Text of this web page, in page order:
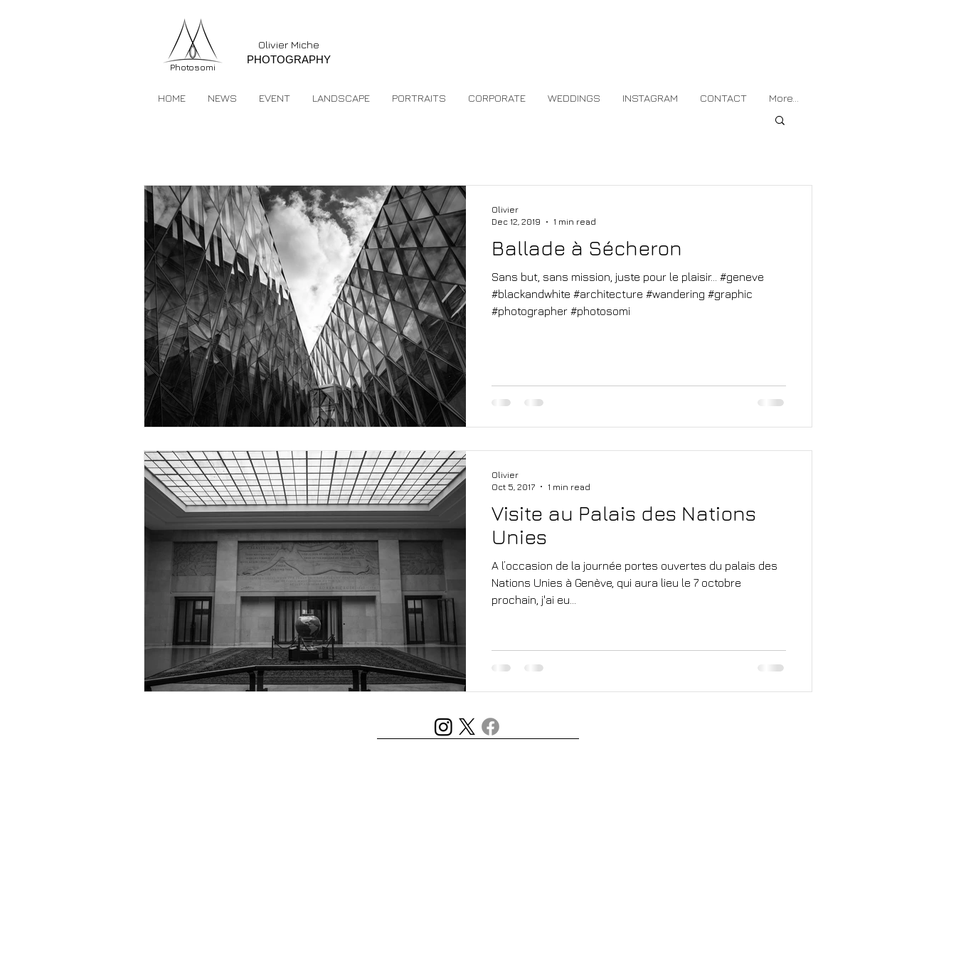
Olivier Miche
PHOTOGRAPHY
HOME NEWS EVENT LANDSCAPE PORTRAITS CORPORATE WEDDINGS INSTAGRAM CONTACT More...
Photosomi
Ballade à Sécheron
Sans but, sans mission, juste pour le plaisir... #geneve
#blackandwhite #architecture #wandering #graphic
#photographer #photosomi
Olivier
Dec 12, 2019
1 min read
Visite au Palais des Nations
Unies
A l’occasion de la journée portes ouvertes du palais des
Nations Unies à Genève, qui aura lieu le 7 octobre
prochain, j'ai eu...
Olivier
Oct 5, 2017
1 min read